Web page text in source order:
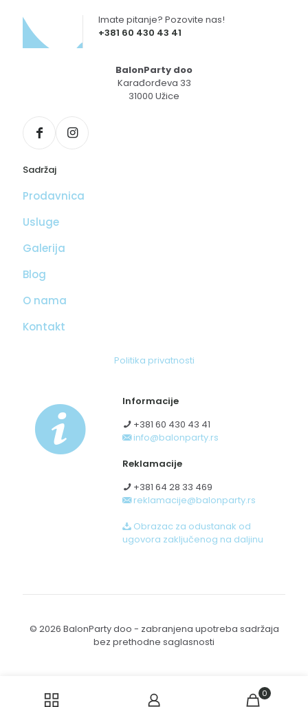
+381 60 430 43 41
Imate pitanje? Pozovite nas!
BalonParty doo
Karađorđeva 33
31000 Užice
Sadržaj
Prodavnica
Usluge
Galerija
Blog
O nama
Kontakt
Politika privatnosti
Informacije
+381 60 430 43 41
info@balonparty.rs
Reklamacije
+381 64 28 33 469
reklamacije@balonparty.rs
Obrazac za odustanak od
ugovora zaključenog na daljinu
© 2026 BalonParty doo - zabranjena upotreba sadržaja
bez prethodne saglasnosti
0